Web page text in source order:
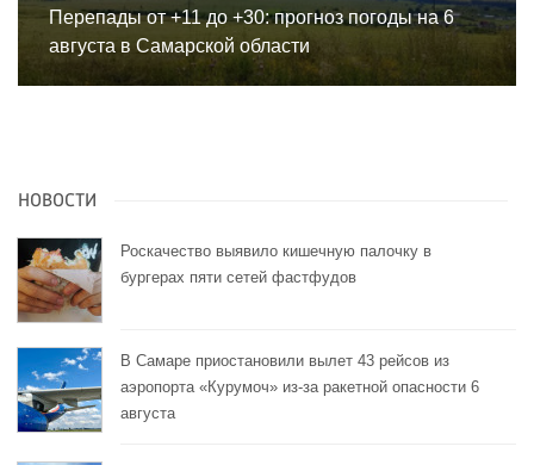
Перепады от +11 до +30: прогноз погоды на 6
августа в Самарской области
НОВОСТИ
Роскачество выявило кишечную палочку в
бургерах пяти сетей фастфудов
В Самаре приостановили вылет 43 рейсов из
аэропорта «Курумоч» из-за ракетной опасности 6
августа